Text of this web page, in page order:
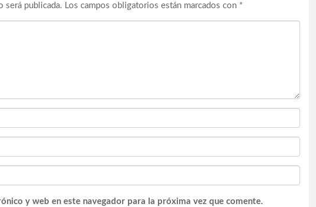
será publicada. Los campos obligatorios están marcados con *
y web en este navegador para la próxima vez que comente.